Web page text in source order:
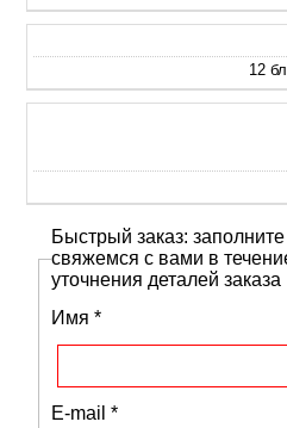
12
Быстрый заказ:
свяжемся с вами в
уточнения деталей заказа
Имя *
E-mail *